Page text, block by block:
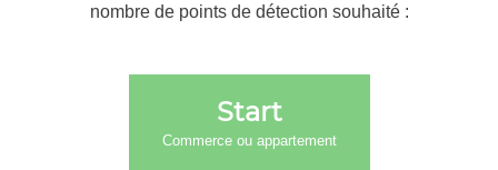
nombre de points de détection souhaité :
Start
Commerce ou appartement